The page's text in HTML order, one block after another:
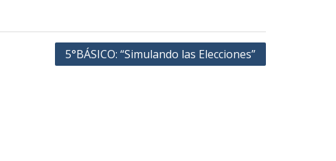
5°BÁSICO: “Simulando las Elecciones”